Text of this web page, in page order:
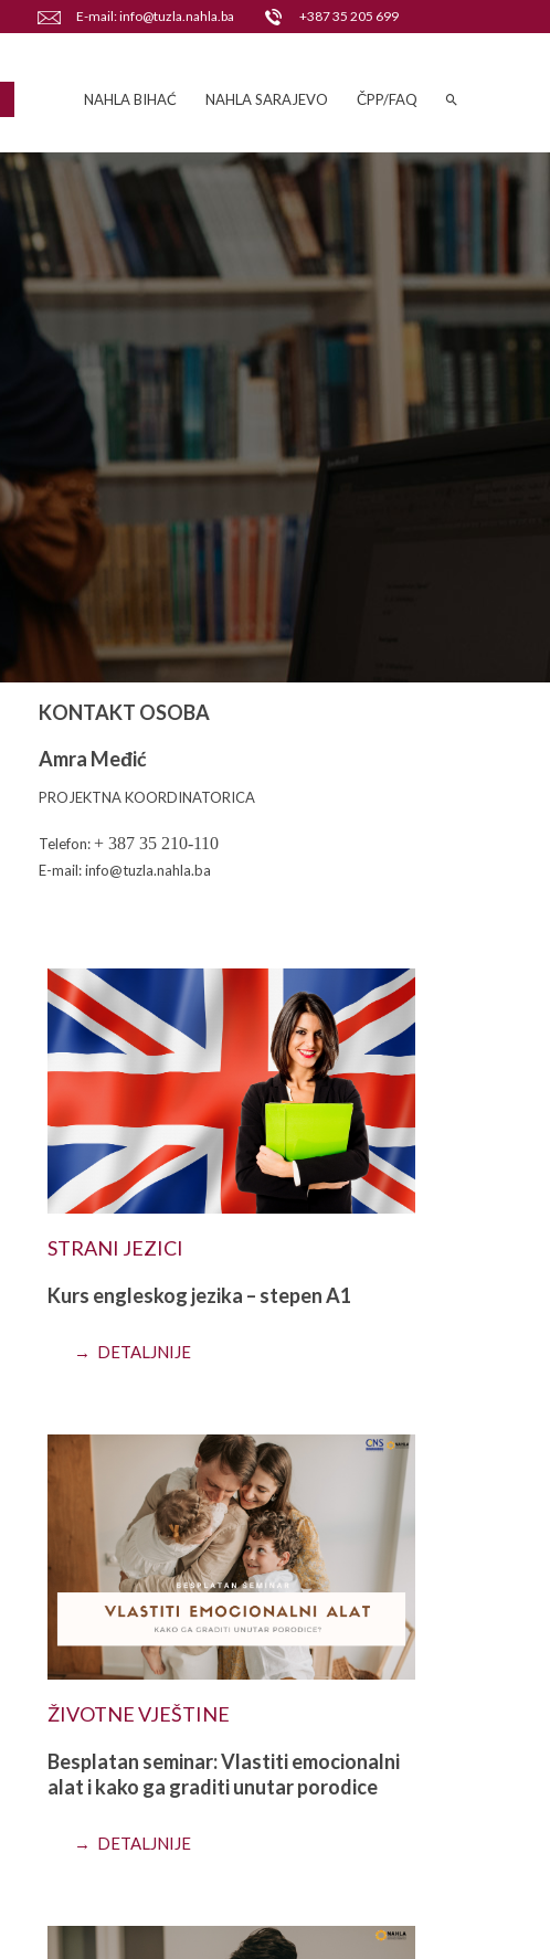
E-mail: info@tuzla.nahla.ba +387 35 205 699
NAHLA BIHAĆ NAHLA SARAJEVO ČPP/FAQ
KONTAKT OSOBA
Amra Međić
PROJEKTNA KOORDINATORICA
Telefon:+ 387 35 210-110
E-mail: info@tuzla.nahla.ba
STRANI JEZICI
Kurs engleskog jezika – stepen A1
→ DETALJNIJE
ŽIVOTNE VJEŠTINE
Besplatan seminar: Vlastiti emocionalni
alat i kako ga graditi unutar porodice
→ DETALJNIJE